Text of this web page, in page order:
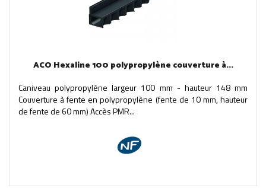
ACO Hexaline 100 polypropylène couverture à...
Caniveau polypropylène largeur 100 mm - hauteur 148 mm
Couverture à fente en polypropylène (fente de 10 mm, hauteur
de fente de 60 mm) Accès PMR...